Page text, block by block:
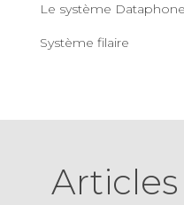
Le système Dataphone
Système filaire